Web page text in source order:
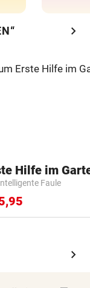
chevron_right
Hilfe im
Faule
chevron_right